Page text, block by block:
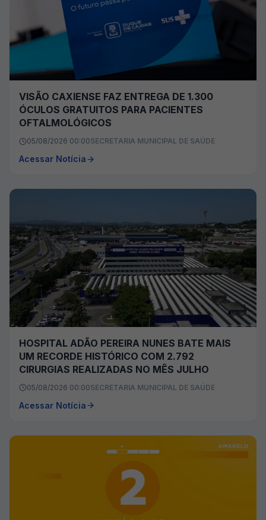
VISÃO CAXIENSE FAZ ENTREGA DE 1.300
ÓCULOS GRATUITOS PARA PACIENTES
OFTALMOLÓGICOS
05/08/2026 00:00SECRETARIA MUNICIPAL DE SAÚDE
Acessar Notícia
HOSPITAL ADÃO PEREIRA NUNES BATE MAIS
UM RECORDE HISTÓRICO COM 2.792
CIRURGIAS REALIZADAS NO MÊS JULHO
05/08/2026 00:00SECRETARIA MUNICIPAL DE SAÚDE
Acessar Notícia